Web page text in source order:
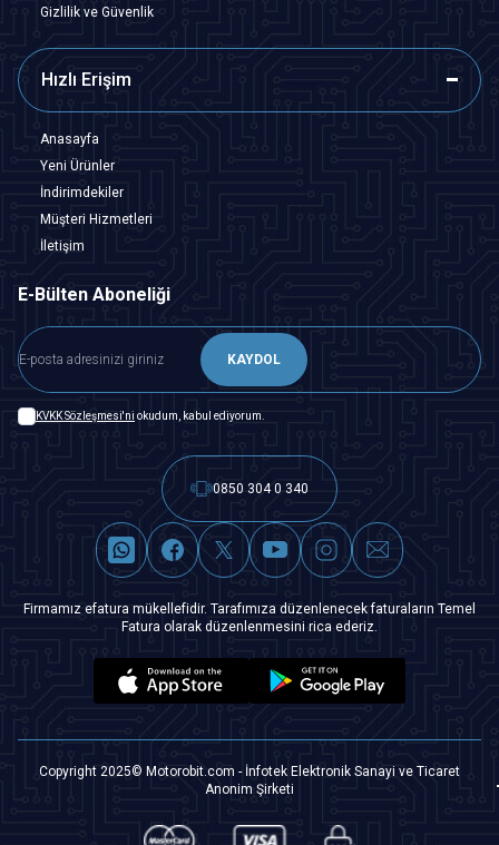
Gizlilik ve Güvenlik
Hızlı Erişim
Anasayfa
Yeni Ürünler
İndirimdekiler
Müşteri Hizmetleri
İletişim
E-Bülten Aboneliği
KAYDOL
KVKK Sözleşmesi'ni okudum, kabul ediyorum.
0850 304 0 340
Firmamız efatura mükellefidir. Tarafımıza düzenlenecek faturaların Temel
Fatura olarak düzenlenmesini rica ederiz.
Copyright 2025© Motorobit.com - İnfotek Elektronik Sanayi ve Ticaret
Anonim Şirketi